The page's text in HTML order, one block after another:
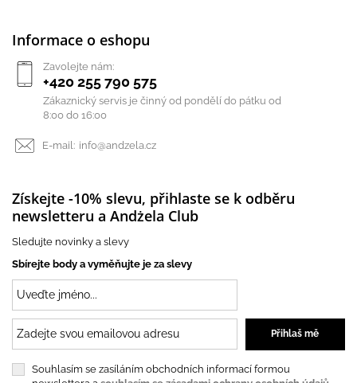
Informace o eshopu
Zavolejte nám:
+420 255 790 575
Zákaznický servis je činný od pondělí do pátku od
8:00 do 16:00
E-mail: info@andzela.cz
Získejte -10% slevu, přihlaste se k odběru
newsletteru a Andżela Club
Sledujte novinky a slevy
Sbírejte body a vyměňujte je za slevy
Souhlasím se zasíláním obchodních informací formou